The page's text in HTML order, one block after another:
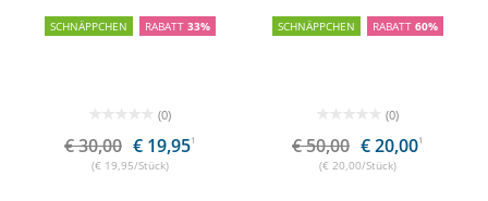
SCHNÄPPCHEN RABATT 33%
(0)
€ 30,00 € 19,951
(€ 19,95/Stück)
SCHNÄPPCHEN RABATT 60%
(0)
€ 50,00 € 20,001
(€ 20,00/Stück)